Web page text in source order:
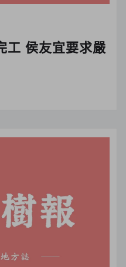
工 侯友宜要求嚴